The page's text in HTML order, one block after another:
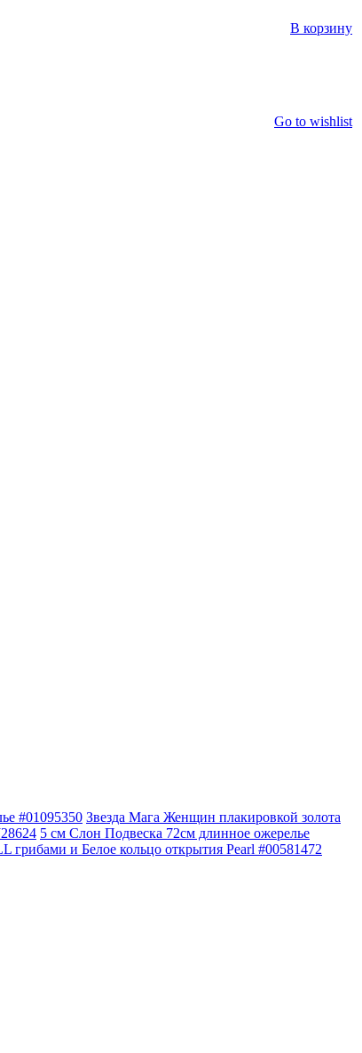
В корзину
Go to wishlist
#01095350 Звезда Мага Женщин плакировкой золота
5 см Слон Подвеска 72см длинное ожерелье
грибами и Белое кольцо открытия Pearl #00581472